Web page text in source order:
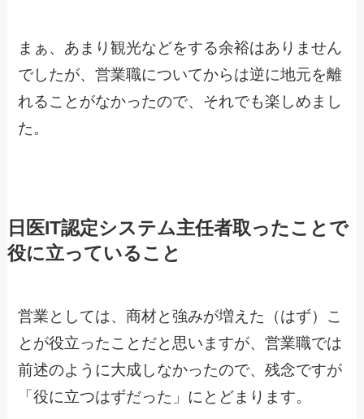
まぁ、あまり観光などをする余裕はありません
でしたが、営業職についてからは逆に地元を離
れることがなかったので、それでも楽しめまし
た。
日医IT認定システム主任者取ったことで
役に立っていること
営業としては、商材と強みが増えた（はず）こ
とが役立ったことだと思いますが、営業職では
前述のように大成しなかったので、残念ですが
「役に立つはずだった」にとどまります。